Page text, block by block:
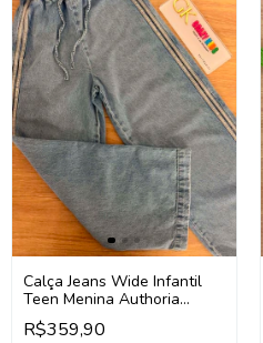
Calça Jeans Wide Infantil
Teen Menina Authoria
R5995 (Azul)
R$359,90